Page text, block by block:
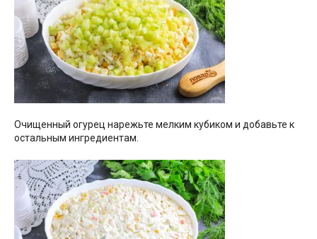
Очищенный огурец нарежьте мелким кубиком и добавьте к
остальным ингредиентам.